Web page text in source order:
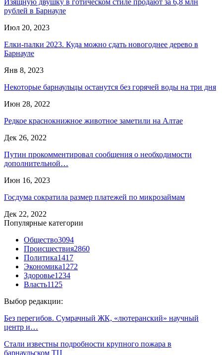
рублей в Барнауле
Июл 20, 2023
Елки-палки 2023. Куда можно сдать новогоднее дерево в
Барнауле
Янв 8, 2023
Некоторые барнаульцы останутся без горячей воды на три дня
Июн 28, 2022
Редкое краснокнижное животное заметили на Алтае
Дек 26, 2022
Путин прокомментировал сообщения о необходимости
дополнительной…
Июн 16, 2023
Госдума сократила размер платежей по микрозаймам
Дек 22, 2022
Популярные категории
Общество3094
Происшествия2860
Политика1417
Экономика1272
Здоровье1234
Власть1125
Выбор редакции:
Без перегибов. Сумрачный ЖК, «лютеранский» научный
центр и…
Стали известны подробности крупного пожара в
барнаульском ТЦ